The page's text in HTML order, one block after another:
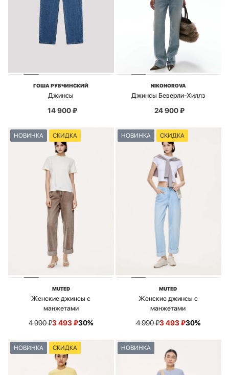
ГОША РУБЧИНСКИЙ
Джинсы
14 900₽
NIKONOROVA
Джинсы Беверли-Хиллз
24 900₽
НОВИНКА СКИДКА
MUTED
Женские джинсы с
манжетами
4 990₽3 493₽30%
НОВИНКА СКИДКА
MUTED
Женские джинсы с
манжетами
4 990₽3 493₽30%
НОВИНКА СКИДКА НОВИНКА